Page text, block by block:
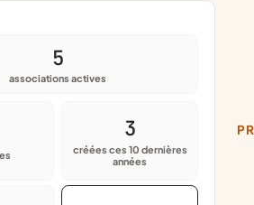
5
associations actives
3
créées ces 10 dernières
années